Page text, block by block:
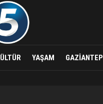
YAŞAM GAZIANTEP